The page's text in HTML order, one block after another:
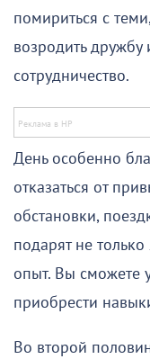
помириться с
возродить дружбу
сотрудничество.
День особенно
отказаться от
обстановки,
подарят не
опыт. Вы сможете
приобрести
Во второй